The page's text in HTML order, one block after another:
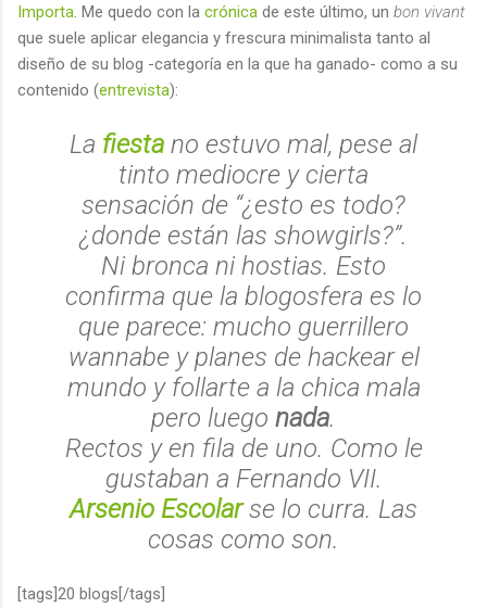
Importa . Me quedo con la crónica de este último, un bon vivant
que suele aplicar elegancia y frescura minimalista tanto al
diseño de su blog -categoría en la que ha ganado- como a su
contenido (entrevista):
La fiesta no estuvo mal, pese al
tinto mediocre y cierta
sensación de “¿esto es todo?
¿donde están las showgirls?”.
Ni bronca ni hostias. Esto
confirma que la blogosfera es lo
que parece: mucho guerrillero
wannabey planes de hackear el
mundo y follarte a la chica mala
pero luego nada.
Rectos y en fila de uno. Como le
gustaban a Fernando VII.
Arsenio Escolarse lo curra. Las
cosas como son.
[tags]20 blogs[/tags]